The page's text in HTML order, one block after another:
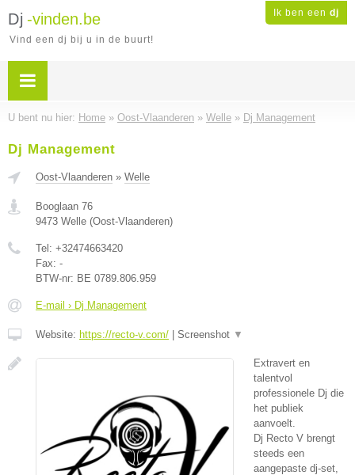
Ik ben een dj
Dj -vinden.be
Vind een dj bij u in de buurt!
U bent nu hier: Home » Oost-Vlaanderen » Welle » Dj Management
Dj Management
Oost-Vlaanderen » Welle
Booglaan 76
9473 Welle (Oost-Vlaanderen)
Tel: +32474663420
Fax: -
BTW-nr: BE 0789.806.959
E-mail › Dj Management
Website: https://recto-v.com/ Screenshot ▼
Extravert en
talentvol
professionele Dj die
het publiek
aanvoelt.
Dj Recto V brengt
steeds een
aangepaste dj-set,